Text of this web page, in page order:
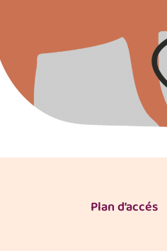
Plan d’accés